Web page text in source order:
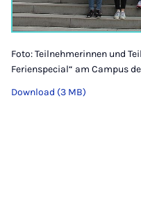
Foto: Teilnehmerinnen und
Ferienspecial“ am Campus
Download (3 MB)